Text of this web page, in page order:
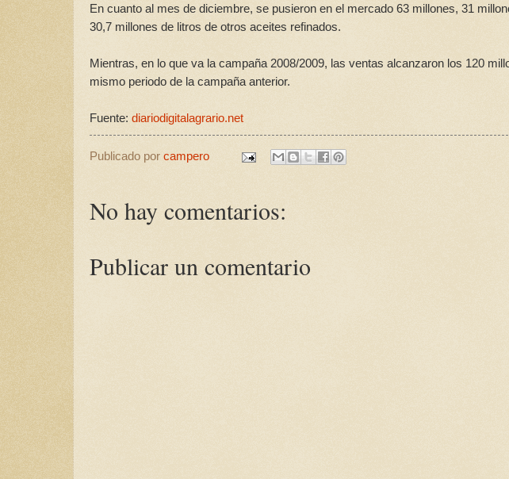
En cuanto al mes de diciembre, se pusieron en el mercado 63 millones, 31
30,7 millones de litros de otros aceites refinados.
Mientras, en lo que va la campaña 2008/2009, las ventas alcanzaron los 120
mismo periodo de la campaña anterior.
Fuente: diariodigitalagrario.net
Publicado por campero
No hay comentarios:
Publicar un comentario